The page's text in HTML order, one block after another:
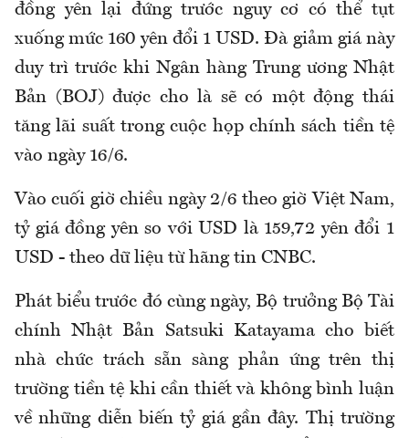
đồng yên lại đứng trước nguy cơ có thể tụt
xuống mức 160 yên đổi 1 USD. Đà giảm giá này
duy trì trước khi Ngân hàng Trung ương Nhật
Bản (BOJ) được cho là sẽ có một động thái
tăng lãi suất trong cuộc họp chính sách tiền tệ
vào ngày 16/6.
Vào cuối giờ chiều ngày 2/6 theo giờ Việt Nam,
tỷ giá đồng yên so với USD là 159,72 yên đổi 1
USD - theo dữ liệu từ hãng tin CNBC.
Phát biểu trước đó cùng ngày, Bộ trưởng Bộ Tài
chính Nhật Bản Satsuki Katayama cho biết
nhà chức trách sẵn sàng phản ứng trên thị
trường tiền tệ khi cần thiết và không bình luận
về những diễn biến tỷ giá gần đây. Thị trường